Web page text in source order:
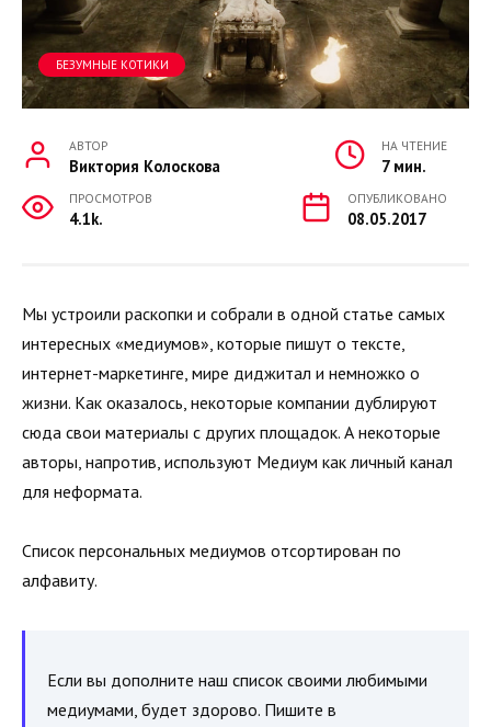
БЕЗУМНЫЕ КОТИКИ
АВТОР
Виктория Колоскова
НА ЧТЕНИЕ
7 мин.
ПРОСМОТРОВ
4.1k.
ОПУБЛИКОВАНО
08.05.2017
Мы устроили раскопки и собрали в одной статье самых
интересных «медиумов», которые пишут о тексте,
интернет-маркетинге, мире диджитал и немножко о
жизни. Как оказалось, некоторые компании дублируют
сюда свои материалы с других площадок. А некоторые
авторы, напротив, используют Медиум как личный канал
для неформата.
Список персональных медиумов отсортирован по
алфавиту.
Если вы дополните наш список своими любимыми
медиумами, будет здорово. Пишите в